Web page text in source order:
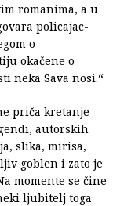
romanima, a u
policajac-
o
okačene o
neka Sava nosi.“
priča kretanje
autorskih
slika, mirisa,
goblen i zato je
momente se čine
ljubitelj toga